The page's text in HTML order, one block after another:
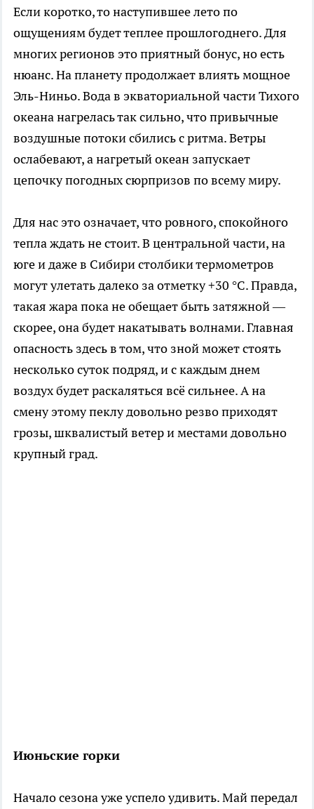
Если коротко, то наступившее лето по
ощущениям будет теплее прошлогоднего. Для
многих регионов это приятный бонус, но есть
нюанс. На планету продолжает влиять мощное
Эль-Ниньо. Вода в экваториальной части Тихого
океана нагрелась так сильно, что привычные
воздушные потоки сбились с ритма. Ветры
ослабевают, а нагретый океан запускает
цепочку погодных сюрпризов по всему миру.
Для нас это означает, что ровного, спокойного
тепла ждать не стоит. В центральной части, на
юге и даже в Сибири столбики термометров
могут улетать далеко за отметку +30 °С. Правда,
такая жара пока не обещает быть затяжной —
скорее, она будет накатывать волнами. Главная
опасность здесь в том, что зной может стоять
несколько суток подряд, и с каждым днем
воздух будет раскаляться всё сильнее. А на
смену этому пеклу довольно резво приходят
грозы, шквалистый ветер и местами довольно
крупный град.
Июньские горки
Начало сезона уже успело удивить. Май передал